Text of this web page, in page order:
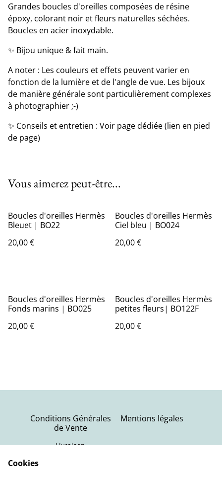
Grandes boucles d'oreilles composées de résine
époxy, colorant noir et fleurs naturelles séchées.
Boucles en acier inoxydable.
✨ Bijou unique & fait main.
A noter : Les couleurs et effets peuvent varier en
fonction de la lumière et de l'angle de vue. Les bijoux
de manière générale sont particulièrement complexes
à photographier ;-)
✨ Conseils et entretien : Voir page dédiée (lien en pied
de page)
Vous aimerez peut-être...
Boucles d'oreilles Hermès
Bleuet | BO22
20,00 €
Boucles d'oreilles Hermès
Ciel bleu | BO024
20,00 €
Boucles d'oreilles Hermès
Fonds marins | BO025
20,00 €
Boucles d'oreilles Hermès
petites fleurs| BO122F
20,00 €
Conditions Générales
de Vente
Livraison
Mentions légales
Cookies